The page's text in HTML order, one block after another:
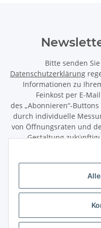
Bitte senden
Datenschutzerklärung
Informationen zu
Feinkost per E-
des „Abonnieren“-
durch individuelle
von Öffnungsraten und
Gestaltung
das
Wirkung für die Zukunft